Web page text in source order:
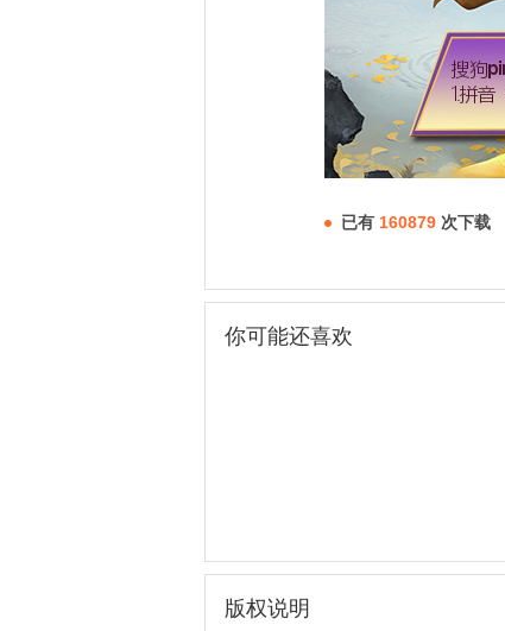
已有 160879 次下载
你可能还喜欢
版权说明